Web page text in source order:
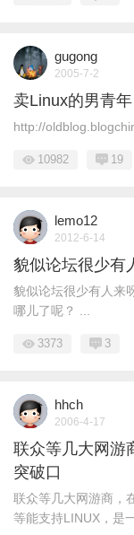
gugong
2005-7-2
卖Linux的男青年
http://
10982 19
lemo12
2012-6-14
貌似论坛很少有
貌似论坛很少有人来
哪儿了呢？ ...
3373 3
hhch
2006-4-17
联众等几大网游
突破口
联众等几大网游商，
等能支持LINUX，是